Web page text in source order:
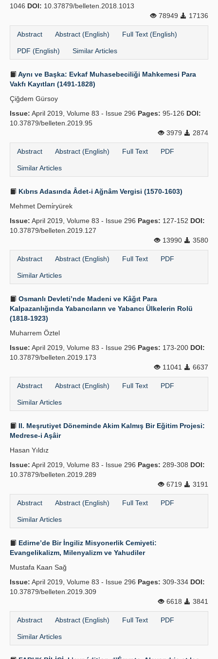
1046 DOI: 10.37879/belleten.2018.1013
78949
17136
Abstract Abstract (English) Full Text (English)
PDF (English) Similar Articles
Aynı ve Başka: Evkaf Muhasebeciliği Mahkemesi Para
Vakfı Kayıtları (1491-1828)
Çiğdem Gürsoy
Issue: April 2019, Volume 83 - Issue 296 Pages: 95-126 DOI:
10.37879/belleten.2019.95
3979
2874
Abstract Abstract (English) Full Text PDF
Similar Articles
Kıbrıs Adasında Âdet-i Ağnâm Vergisi (1570-1603)
Mehmet Demi̇ryürek
Issue: April 2019, Volume 83 - Issue 296 Pages: 127-152 DOI:
10.37879/belleten.2019.127
13990
3580
Abstract Abstract (English) Full Text PDF
Similar Articles
Osmanlı Devleti’nde Madeni ve Kâğıt Para
Kalpazanlığında Yabancıların ve Yabancı Ülkelerin Rolü
(1818-1923)
Muharrem Öztel
Issue: April 2019, Volume 83 - Issue 296 Pages: 173-200 DOI:
10.37879/belleten.2019.173
11041
6637
Abstract Abstract (English) Full Text PDF
Similar Articles
II. Meşrutiyet Döneminde Akim Kalmış Bir Eğitim Projesi:
Medrese-i Aşâir
Hasan Yıldız
Issue: April 2019, Volume 83 - Issue 296 Pages: 289-308 DOI:
10.37879/belleten.2019.289
6719
3191
Abstract Abstract (English) Full Text PDF
Similar Articles
Edirne’de Bir İngiliz Misyonerlik Cemiyeti:
Evangelikalizm, Milenyalizm ve Yahudiler
Mustafa Kaan Sağ
Issue: April 2019, Volume 83 - Issue 296 Pages: 309-334 DOI:
10.37879/belleten.2019.309
6618
3841
Abstract Abstract (English) Full Text PDF
Similar Articles